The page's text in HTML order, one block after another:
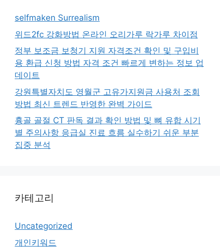
selfmaken Surrealism
위드2fc 강화방법 온라인 오리가루 락가루 차이점
정부 보조금 보청기 지원 자격조건 확인 및 구입비
용 환급 신청 방법 자격 조건 빠르게 변하는 정보 업
데이트
강원특별자치도 영월군 고유가지원금 사용처 조회
방법 최신 트렌드 반영한 완벽 가이드
흉골 골절 CT 판독 결과 확인 방법 및 뼈 유합 시기
별 주의사항 응급실 진료 흐름 실수하기 쉬운 부분
집중 분석
카테고리
Uncategorized
개인키워드